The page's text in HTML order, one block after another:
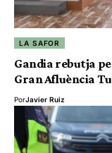
LA SAFOR
Gandia rebutja
Gran Afluència
PorJavier Ruiz